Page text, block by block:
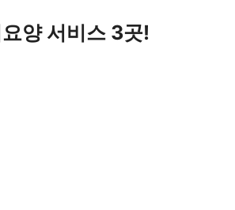
양 서비스 3곳!